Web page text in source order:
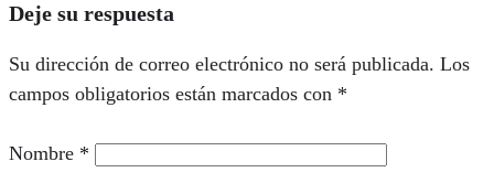
Deje su respuesta
Su dirección de correo electrónico no será publicada. Los
campos obligatorios están marcados con *
Nombre *